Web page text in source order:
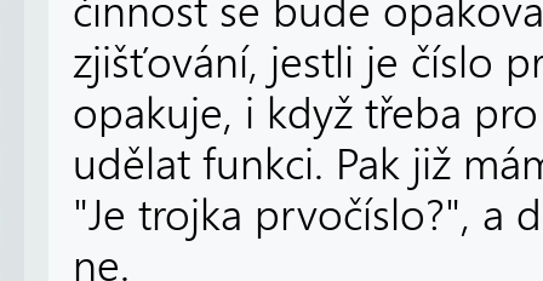
činnost se bude
zjišťování, jestli je číslo
opakuje, i když třeba
udělat funkci. Pak již
"Je trojka prvočíslo?", a
ne.